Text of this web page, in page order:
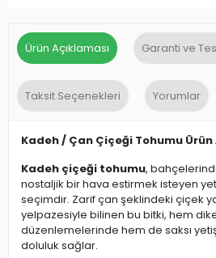
Ürün Açıklaması Garanti ve
Taksit Seçenekleri Yorumlar
Kadeh / Çan Çiçeği Tohumu Ürün
Kadeh çiçeği tohumu,
nostaljik bir hava estirmek isteyen
seçimdir. Zarif çan şeklindeki çiçek
yelpazesiyle bilinen bu bitki, hem
düzenlemelerinde hem de saksı
doluluk sağlar.